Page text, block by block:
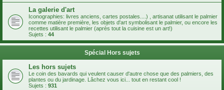
La galerie d'art
Iconographies: livres anciens, cartes postales....) , artisanat utilisant le palmier
comme matière première, les objets d'art symbolisant le palmier, ou encore les
recettes utilisant le palmier (après tout la cuisine est un art!)
Sujets : 44
Spécial Hors sujets
Les hors sujets
Le coin des bavards qui veulent causer d'autre chose que des palmiers, des
plantes ou du jardinage. Lâchez vous ici... tout en restant cool !
Sujets : 931